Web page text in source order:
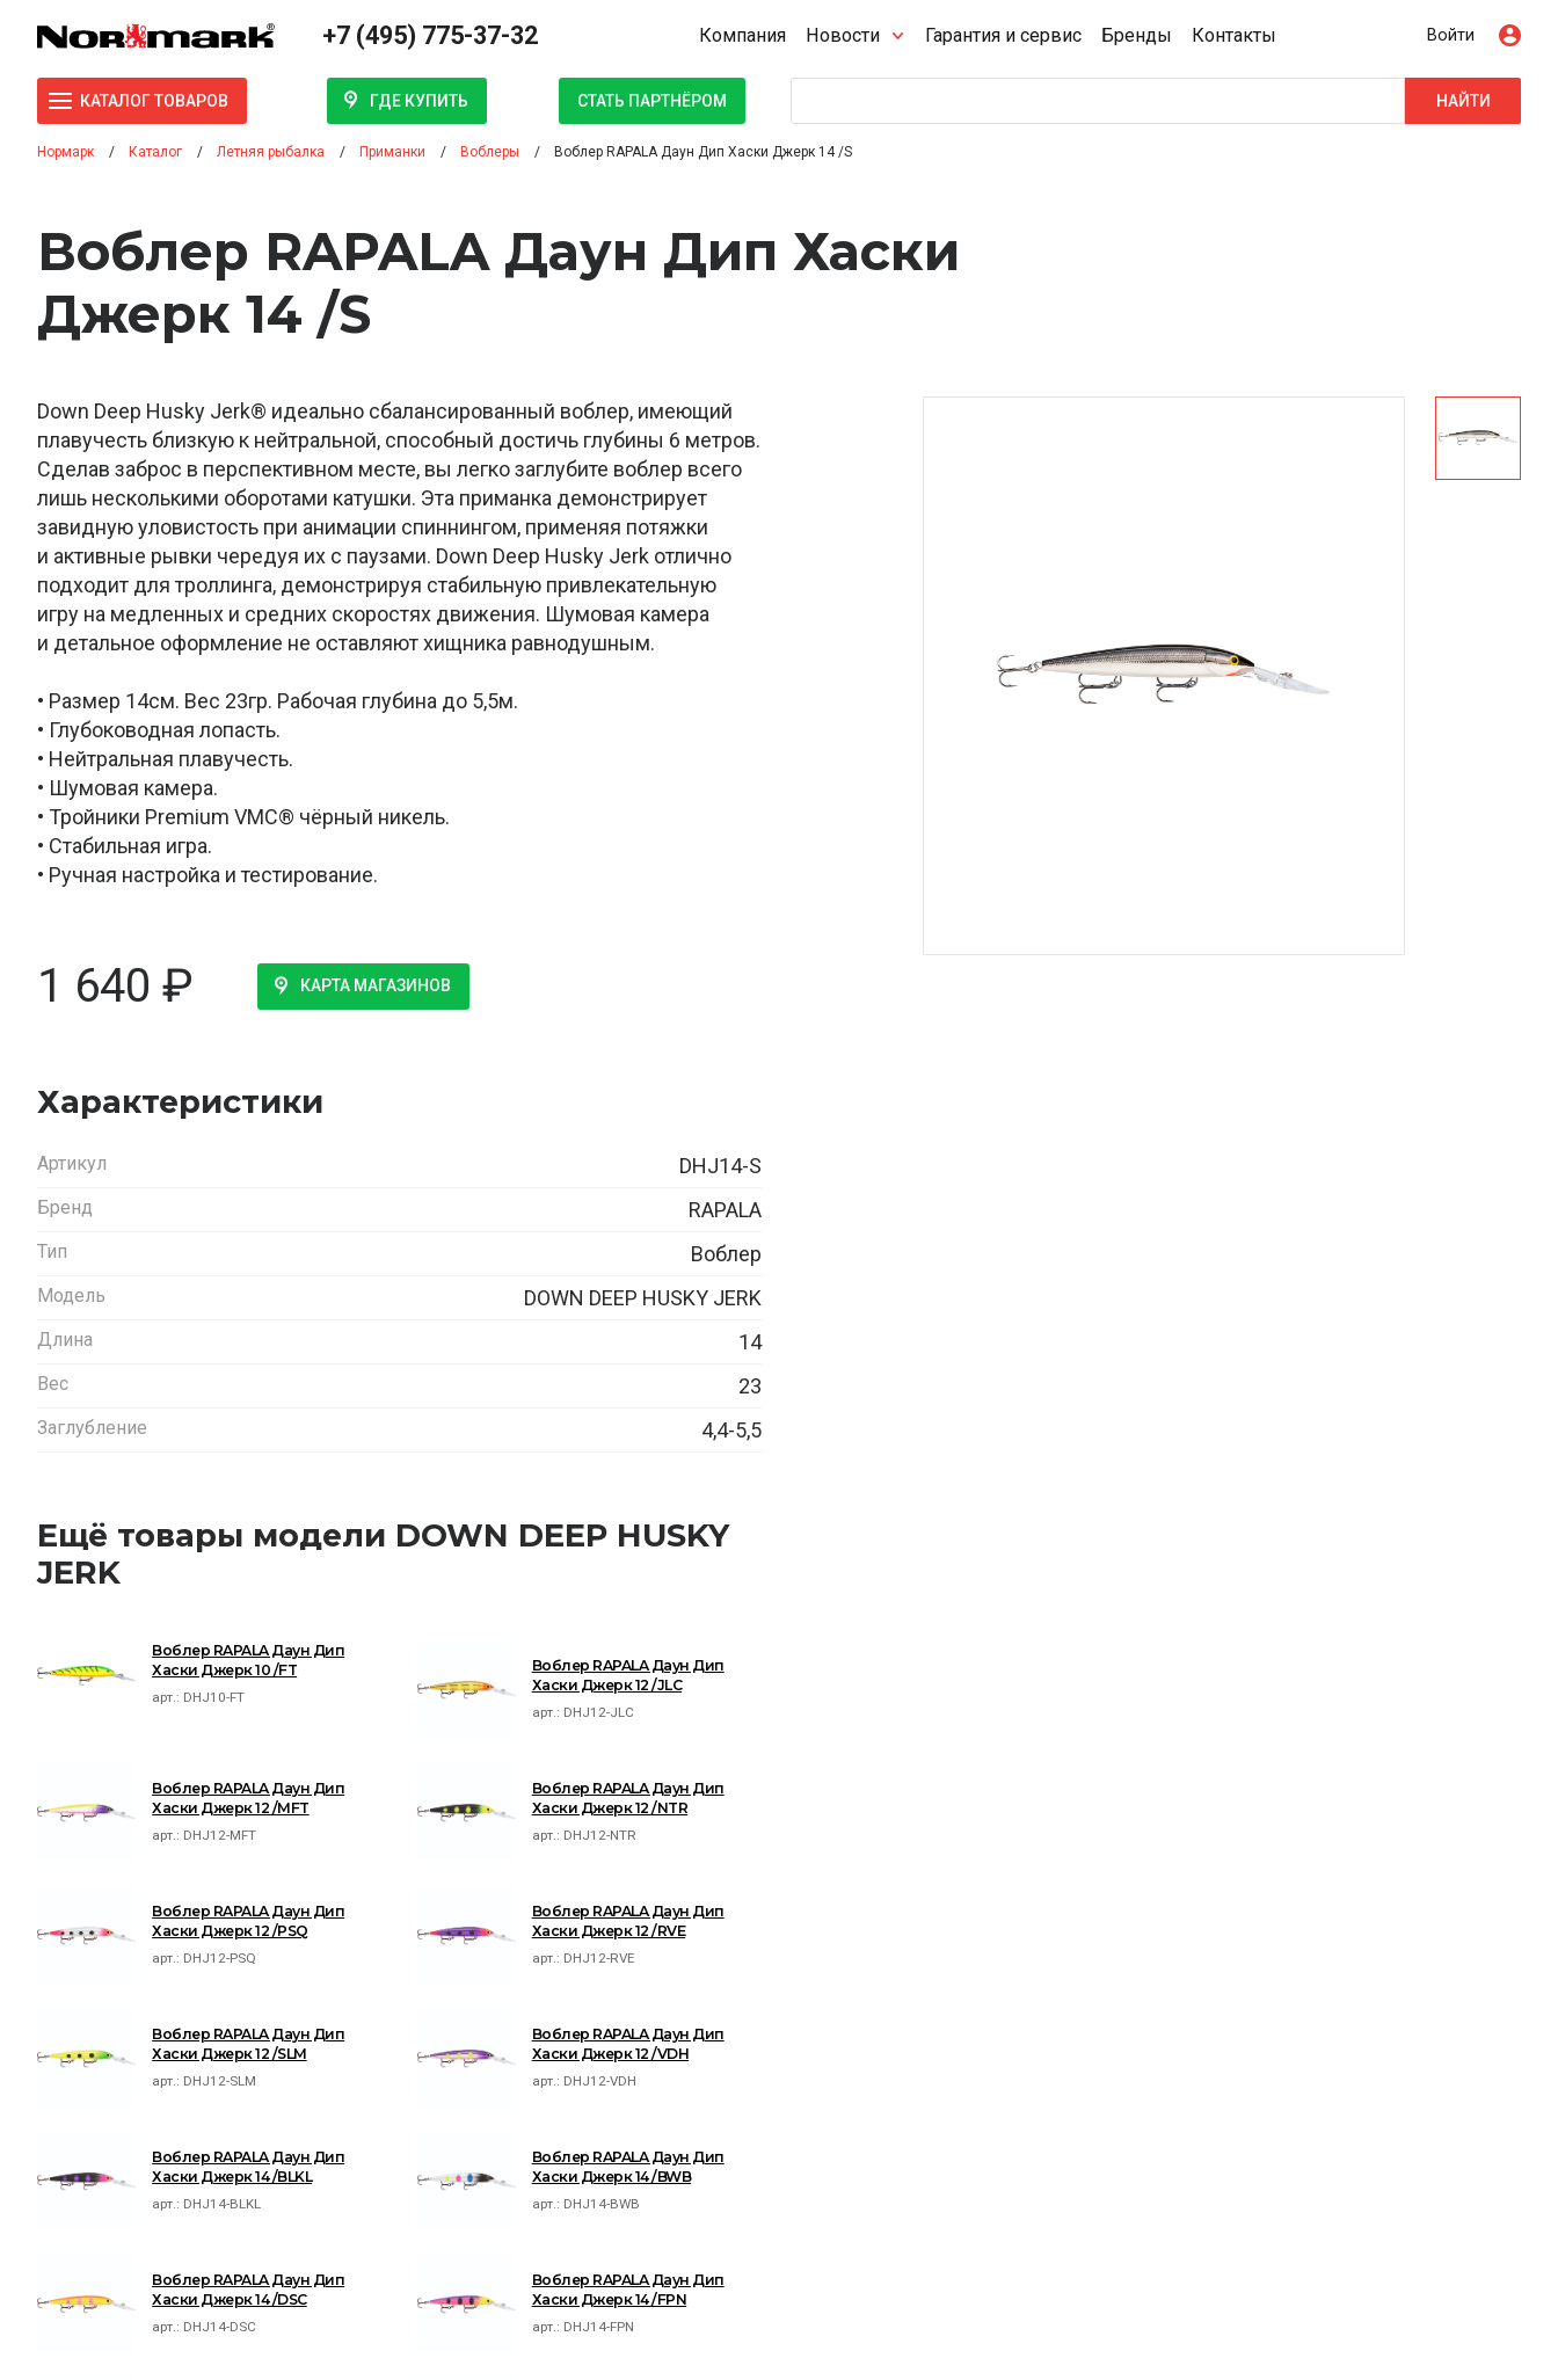
+7 (495) 775-37-32 Компания Новости Гарантия и сервис Бренды Контакты Войти
КАТАЛОГ ТОВАРОВ ГДЕ КУПИТЬ СТАТЬ ПАРТНЁРОМ НАЙТИ
Нормарк Каталог Летняя рыбалка Приманки Воблеры Воблер RAPALA Даун Дип Хаски Джерк 14 /S
Воблер RAPALA Даун Дип Хаски
Джерк 14 /S
Down Deep Husky Jerk® идеально сбалансированный воблер, имеющий
плавучесть близкую к нейтральной, способный достичь глубины 6 метров.
Сделав заброс в перспективном месте, вы легко заглубите воблер всего
лишь несколькими оборотами катушки. Эта приманка демонстрирует
завидную уловистость при анимации спиннингом, применяя потяжки
и активные рывки чередуя их с паузами. Down Deep Husky Jerk отлично
подходит для троллинга, демонстрируя стабильную привлекательную
игру на медленных и средних скоростях движения. Шумовая камера
и детальное оформление не оставляют хищника равнодушным.
• Размер 14см. Вес 23гр. Рабочая глубина до 5,5м.
• Глубоководная лопасть.
• Нейтральная плавучесть.
• Шумовая камера.
• Тройники Premium VMC® чёрный никель.
• Стабильная игра.
• Ручная настройка и тестирование.
1 640 ₽ КАРТА МАГАЗИНОВ
Характеристики
Артикул DHJ14-S
Бренд RAPALA
Тип Воблер
Модель DOWN DEEP HUSKY JERK
Длина 14
Вес 23
Заглубление 4,4-5,5
Ещё товары модели DOWN DEEP HUSKY
JERK
Воблер RAPALA Даун Дип
Хаски Джерк 10 /FT
арт.: DHJ10-FT
Воблер RAPALA Даун Дип
Хаски Джерк 12 /JLC
арт.: DHJ12-JLC
Воблер RAPALA Даун Дип
Хаски Джерк 12 /MFT
арт.: DHJ12-MFT
Воблер RAPALA Даун Дип
Хаски Джерк 12 /NTR
арт.: DHJ12-NTR
Воблер RAPALA Даун Дип
Хаски Джерк 12 /PSQ
арт.: DHJ12-PSQ
Воблер RAPALA Даун Дип
Хаски Джерк 12 /RVE
арт.: DHJ12-RVE
Воблер RAPALA Даун Дип
Хаски Джерк 12 /SLM
арт.: DHJ12-SLM
Воблер RAPALA Даун Дип
Хаски Джерк 12 /VDH
арт.: DHJ12-VDH
Воблер RAPALA Даун Дип
Хаски Джерк 14 /BLKL
арт.: DHJ14-BLKL
Воблер RAPALA Даун Дип
Хаски Джерк 14 /BWB
арт.: DHJ14-BWB
Воблер RAPALA Даун Дип
Хаски Джерк 14 /DSC
арт.: DHJ14-DSC
Воблер RAPALA Даун Дип
Хаски Джерк 14 /FPN
арт.: DHJ14-FPN